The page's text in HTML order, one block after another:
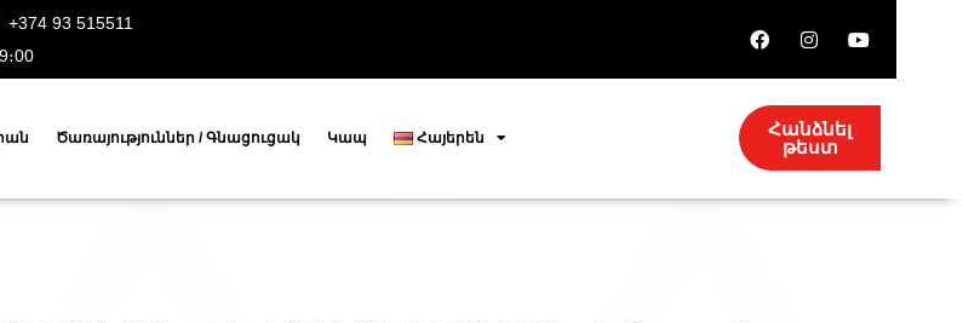
+374 93 515511
Ծառայություններ / Գնացուցակ Կապ Հայերեն
Հանձնել
թեստ